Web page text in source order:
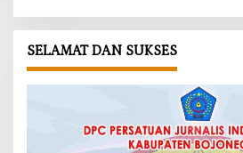
SELAMAT DAN SUKSES